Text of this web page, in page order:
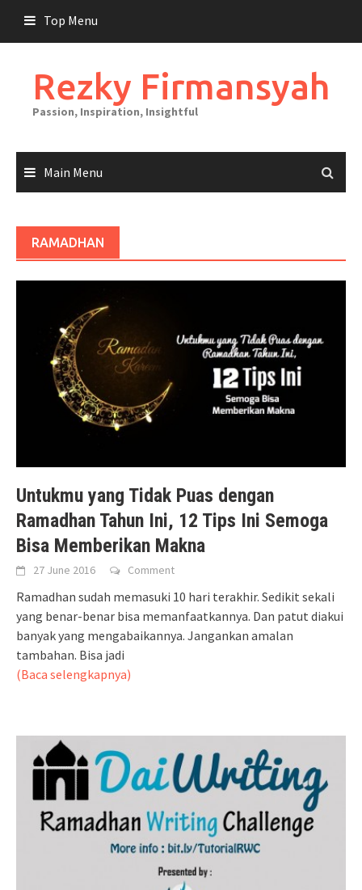
content
Top Menu
Rezky Firmansyah
Passion, Inspiration, Insightful
Main Menu
RAMADHAN
Untukmu yang Tidak Puas dengan
Ramadhan Tahun Ini, 12 Tips Ini Semoga
Bisa Memberikan Makna
27 June 2016 Comment
Ramadhan sudah memasuki 10 hari terakhir. Sedikit sekali
yang benar-benar bisa memanfaatkannya. Dan patut diakui
banyak yang mengabaikannya. Jangankan amalan
tambahan. Bisa jadi
(Baca selengkapnya)